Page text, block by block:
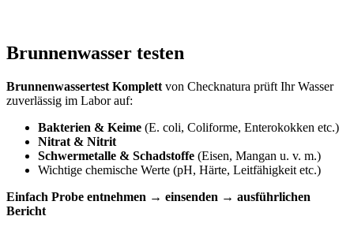
Brunnenwasser testen
Brunnenwassertest Komplett von Checknatura prüft Ihr Wasser
zuverlässig im Labor auf:
Bakterien & Keime (E. coli, Coliforme, Enterokokken etc.)
Nitrat & Nitrit
Schwermetalle & Schadstoffe (Eisen, Mangan u. v. m.)
Wichtige chemische Werte (pH, Härte, Leitfähigkeit etc.)
Einfach Probe entnehmen → einsenden → ausführlichen
Bericht